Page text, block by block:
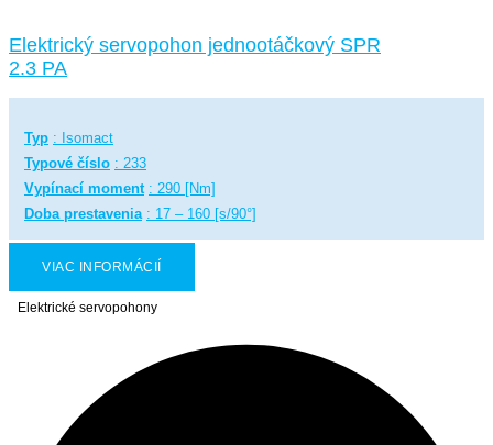
Elektrický servopohon jednootáčkový SPR
2.3 PA
Typ : Isomact
Typové číslo : 233
Vypínací moment : 290 [Nm]
Doba prestavenia : 17 – 160 [s/90°]
VIAC INFORMÁCIÍ
Elektrické servopohony